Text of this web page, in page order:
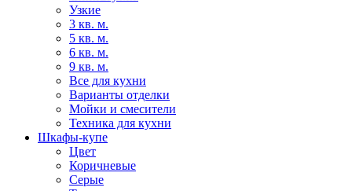
Узкие
3 кв. м.
5 кв. м.
6 кв. м.
9 кв. м.
Все для кухни
Варианты отделки
Мойки и смесители
Техника для кухни
Шкафы-купе
Цвет
Коричневые
Серые